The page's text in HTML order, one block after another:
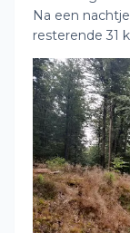
Na een
resterende 31